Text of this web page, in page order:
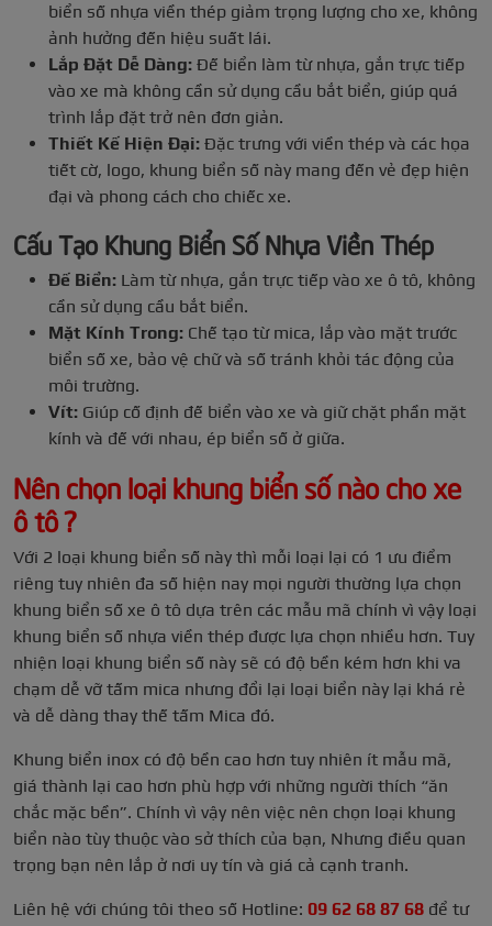
biển số nhựa viền thép giảm trọng lượng cho xe, không
ảnh hưởng đến hiệu suất lái.
Lắp Đặt Dễ Dàng: Đế biển làm từ nhựa, gắn trực tiếp
vào xe mà không cần sử dụng cầu bắt biển, giúp quá
trình lắp đặt trở nên đơn giản.
Thiết Kế Hiện Đại: Đặc trưng với viền thép và các họa
tiết cờ, logo, khung biển số này mang đến vẻ đẹp hiện
đại và phong cách cho chiếc xe.
Cấu Tạo Khung Biển Số Nhựa Viền Thép
Đế Biển: Làm từ nhựa, gắn trực tiếp vào xe ô tô, không
cần sử dụng cầu bắt biển.
Mặt Kính Trong: Chế tạo từ mica, lắp vào mặt trước
biển số xe, bảo vệ chữ và số tránh khỏi tác động của
môi trường.
Vít: Giúp cố định đế biển vào xe và giữ chặt phần mặt
kính và đế với nhau, ép biển số ở giữa.
Nên chọn loại khung biển số nào cho xe
ô tô ?
Với 2 loại khung biển số này thì mỗi loại lại có 1 ưu điểm
riêng tuy nhiên đa số hiện nay mọi người thường lựa chọn
khung biển số xe ô tô dựa trên các mẫu mã chính vì vậy loại
khung biển số nhựa viền thép được lựa chọn nhiều hơn. Tuy
nhiện loại khung biển số này sẽ có độ bền kém hơn khi va
chạm dễ vỡ tấm mica nhưng đổi lại loại biển này lại khá rẻ
và dễ dàng thay thế tấm Mica đó.
Khung biển inox có độ bền cao hơn tuy nhiên ít mẫu mã,
giá thành lại cao hơn phù hợp với những người thích “ăn
chắc mặc bền”. Chính vì vậy nên việc nên chọn loại khung
biển nào tùy thuộc vào sở thích của bạn, Nhưng điều quan
trọng bạn nên lắp ở nơi uy tín và giá cả cạnh tranh.
Liên hệ với chúng tôi theo số Hotline: 09 62 68 87 68 để tư